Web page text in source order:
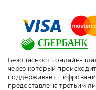
Безопасность онлайн-
через который
поддерживает
предоставлена третьим